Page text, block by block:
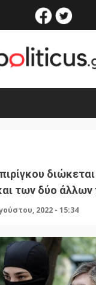
facebook
διώκεται
των δύο άλλων
2022 - 15:34